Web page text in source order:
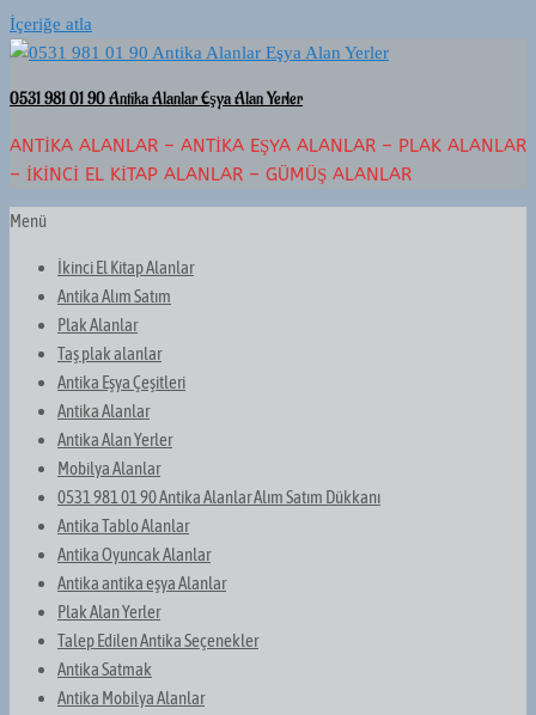
İçeriğe atla
0531 981 01 90 Antika Alanlar Eşya Alan Yerler
ANTIKA ALANLAR – ANTIKA EŞYA ALANLAR – PLAK ALANLAR
– İKINCI EL KITAP ALANLAR – GÜMÜŞ ALANLAR
Menü
İkinci El Kitap Alanlar
Antika Alım Satım
Plak Alanlar
Taş plak alanlar
Antika Eşya Çeşitleri
Antika Alanlar
Antika Alan Yerler
Mobilya Alanlar
0531 981 01 90 Antika Alanlar Alım Satım Dükkanı
Antika Tablo Alanlar
Antika Oyuncak Alanlar
Antika antika eşya Alanlar
Plak Alan Yerler
Talep Edilen Antika Seçenekler
Antika Satmak
Antika Mobilya Alanlar